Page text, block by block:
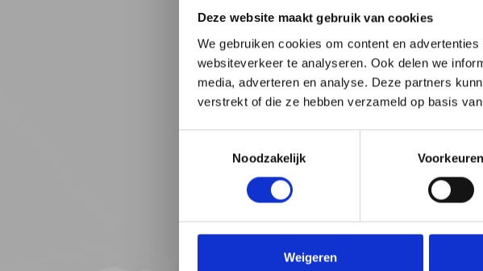
Deze website maakt gebruik van cookies
We gebruiken cookies om content en
websiteverkeer te analyseren. Ook delen we
media, adverteren en analyse. Deze partners
verstrekt of die ze hebben verzameld op basis
Noodzakelijk
Voorkeuren
Weigeren